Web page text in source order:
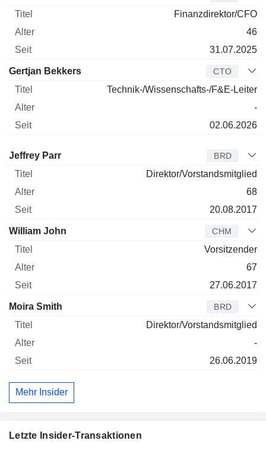
Finanzdirektor/CFO
46
31.07.2025
Gertjan Bekkers CTO
Technik-/Wissenschafts-/F&E-Leiter
-
02.06.2026
Verwaltungsratsmitglied
Jeffrey Parr BRD
Direktor/Vorstandsmitglied
68
20.08.2017
William John CHM
Vorsitzender
67
27.06.2017
Moira Smith BRD
Direktor/Vorstandsmitglied
-
26.06.2019
Mehr Insider
Letzte Insider-Transaktionen